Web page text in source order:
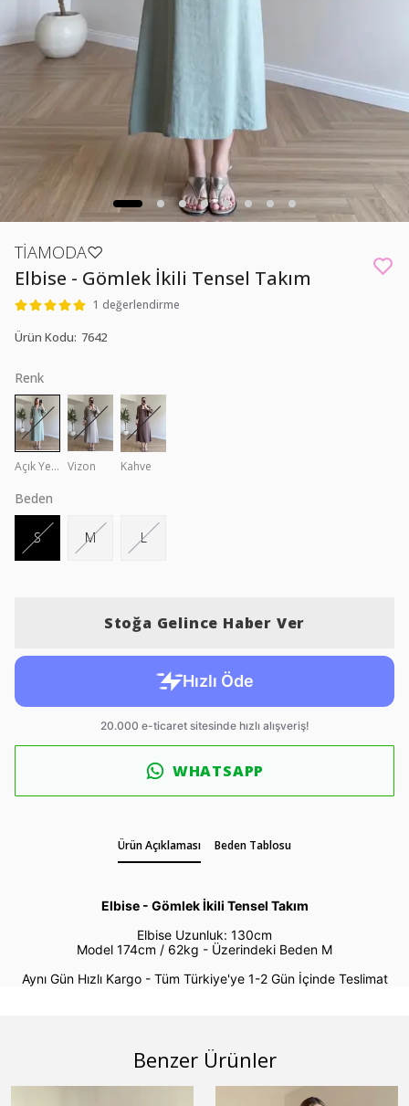
TİAMODA♡
Elbise - Gömlek İkili Tensel Takım
1 değerlendirme
Ürün Kodu: 7642
Renk
Açık Yeşil Vizon Kahve
Beden
S M L
Stoğa Gelince Haber Ver
WHATSAPP
Ürün Açıklaması Beden Tablosu
Elbise - Gömlek İkili Tensel Takım
Elbise Uzunluk: 130cm
Model 174cm / 62kg - Üzerindeki Beden M
Aynı Gün Hızlı Kargo - Tüm Türkiye'ye 1-2 Gün İçinde Teslimat
Benzer Ürünler